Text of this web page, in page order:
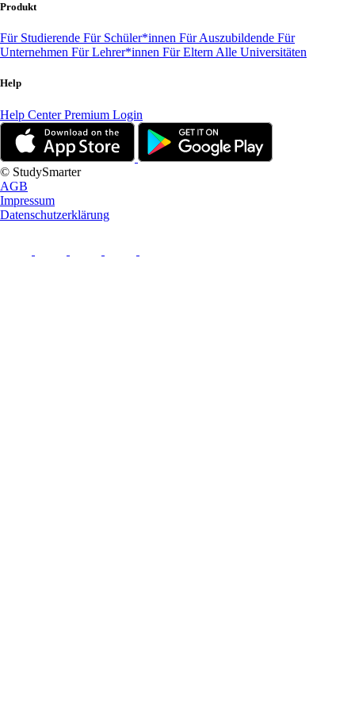
Produkt
Für Studierende Für Schüler*innen Für Auszubildende Für
Unternehmen Für Lehrer*innen Für Eltern Alle Universitäten
Help
Help CenterPremium Login
© StudySmarter
AGB
Impressum
Datenschutzerklärung